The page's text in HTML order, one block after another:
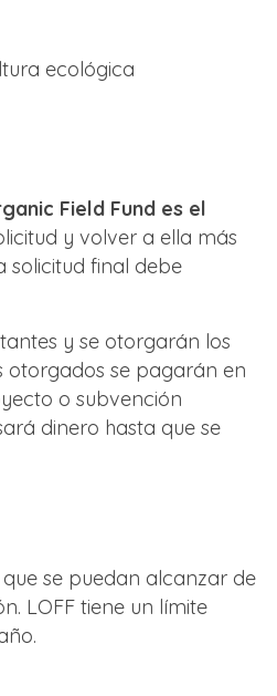
ecológica
Field Fund es el
y volver a ella más
solicitud final debe
y se otorgarán los
otorgados se pagarán en
o subvención
dinero hasta que se
se puedan alcanzar de
LOFF tiene un límite